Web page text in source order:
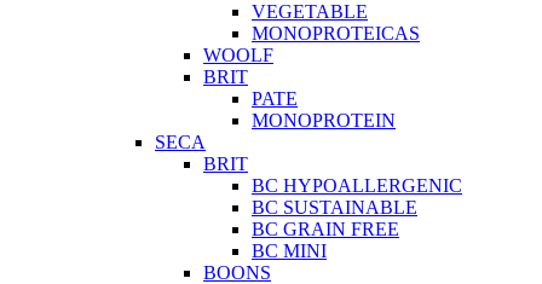
VEGETABLE
MONOPROTEICAS
WOOLF
BRIT
PATE
MONOPROTEIN
SECA
BRIT
BC HYPOALLERGENIC
BC SUSTAINABLE
BC GRAIN FREE
BC MINI
BOONS